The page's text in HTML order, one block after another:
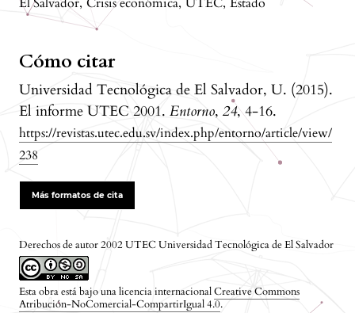
Derechos de autor 2002 UTEC Universidad Tecnológica de El Salvador
Esta obra está bajo una licencia internacionalCreative Commons
Atribución-NoComercial-CompartirIgual 4.0.
Cómo citar
Universidad Tecnológica de El Salvador, U. (2015).
El informe UTEC 2001. Entorno, 24, 4-16.
https://revistas.utec.edu.sv/index.php/entorno/article/view/
238
Más formatos de cita